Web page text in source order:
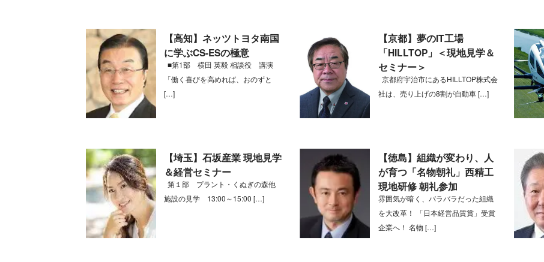
【高知】ネッツトヨタ南国
に学ぶCS-ESの極意
■第1部 横田 英毅 相談役 講演
「働く喜びを高めれば、おのずと
[…]
【京都】夢のIT工場
「HILLTOP」＜現地見学＆
セミナー＞
京都府宇治市にあるHILLTOP株式会
社は、売り上げの8割が自動車 […]
【埼玉】石坂産業 現地見学
＆経営セミナー
第１部 プラント・くぬぎの森他
施設の見学 13:00～15:00 […]
【徳島】組織が変わり、人
が育つ「名物朝礼」西精工
現地研修 朝礼参加
雰囲気が暗く、バラバラだった組織
を大改革！ 「日本経営品質賞」受賞
企業へ！ 名物 […]